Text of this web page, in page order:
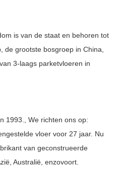
is van de staat en behoren tot
de grootste bosgroep in China,
3-laags parketvloeren in
1993., We richten ons op:
vloer voor 27 jaar. Nu
van geconstrueerde
Australië, enzovoort.